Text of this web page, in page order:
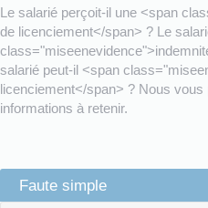
Le salarié perçoit-il une <span
de licenciement</span> ? Le
salarié peut-il <span
licenciement</span> ? Nous
informations à retenir.
Faute simple